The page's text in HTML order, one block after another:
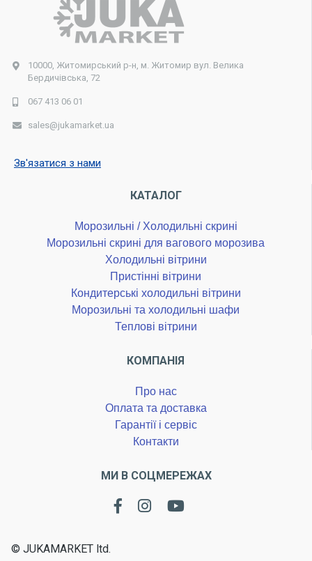
10000, Житомирський р-н, м. Житомир вул. Велика
Бердичівська, 72
067 413 06 01
sales@jukamarket.ua
Зв'язатися з нами
КАТАЛОГ
Морозильні / Холодильні скрині
Морозильні скрині для вагового морозива
Холодильні вітрини
Пристінні вітрини
Кондитерські холодильні вітрини
Морозильні та холодильні шафи
Теплові вітрини
КОМПАНІЯ
Про нас
Оплата та доставка
Гарантії і сервіс
Контакти
МИ В СОЦМЕРЕЖАХ
© JUKAMARKET ltd.